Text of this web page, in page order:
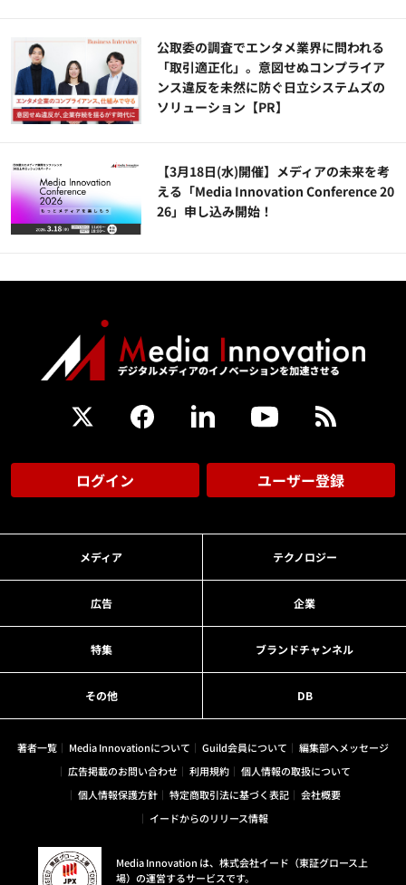
公​​取委の調査でエンタメ業界に問われる
「取引適正化」。意図せぬコンプライア
ンス違反を未然に防ぐ日立システムズの
ソリューション​【PR】
【3月18日(水)開催】メディアの未来を考
える「Media Innovation Conference 20
26」申し込み開始！
ログイン ユーザー登録
メディア テクノロジー
広告 企業
特集 ブランドチャンネル
その他 DB
著者一覧 Media Innovationについて Guild会員について
編集部へメッセージ
広告掲載のお問い合わせ
利用規約
個人情報の取扱について
個人情報保護方針
特定商取引法に基づく表記
会社概要
イードからのリリース情報
Media Innovation は、株式会社イード（東証グロース上
場）の運営するサービスです。